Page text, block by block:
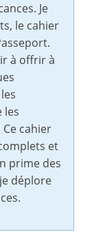
Je
le cahier
à offrir à
les
cahier
et
prime des
déplore